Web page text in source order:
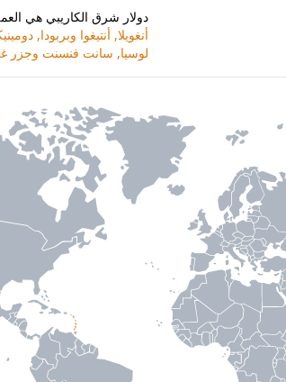
دولار شرق الكاريبي هي
أنغويلا, أنتيغوا وبربودا,
لوسيا, سانت فنسنت وجزر